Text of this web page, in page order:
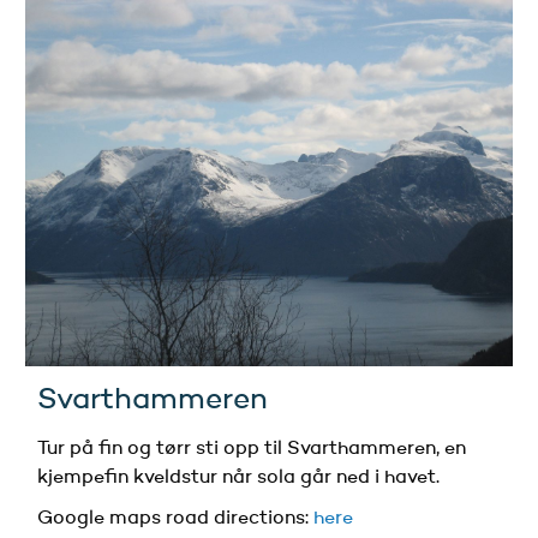
Svarthammeren
Tur på fin og tørr sti opp til Svarthammeren, en
kjempefin kveldstur når sola går ned i havet.
Google maps road directions: here